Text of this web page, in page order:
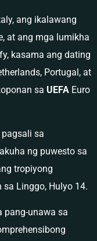
ang ikalawang
at ang mga lumikha
kasama ang dating
Portugal, at
sa UEFA Euro
sa
ng puwesto sa
tropiyong
Linggo, Hulyo 14.
pang-unawa sa